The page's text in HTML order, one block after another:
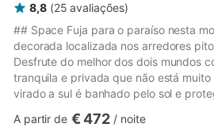
8,8 (25 avaliações)
## Space Fuja para o paraíso nesta
decorada localizada nos arredores
Desfrute do melhor dos dois mundos
tranquila e privada que não está
virado a sul é banhado pelo sol e
Ao entrar, será recebido por uma
A partir de € 472 / noite